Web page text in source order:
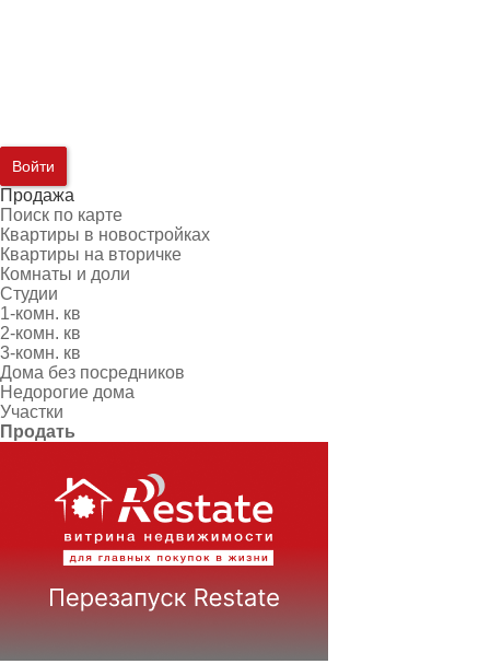
Войти
Продажа
Поиск по карте
Квартиры в новостройках
Квартиры на вторичке
Комнаты и доли
Студии
1-комн. кв
2-комн. кв
3-комн. кв
Дома без посредников
Недорогие дома
Участки
Продать